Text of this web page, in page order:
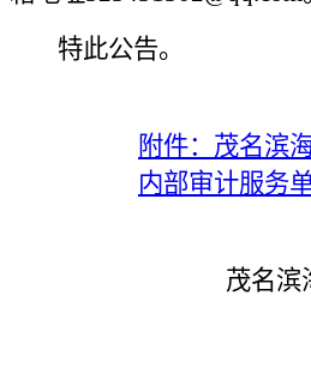
特此公告。
附件： 茂名滨
内部审计服务
茂名滨海